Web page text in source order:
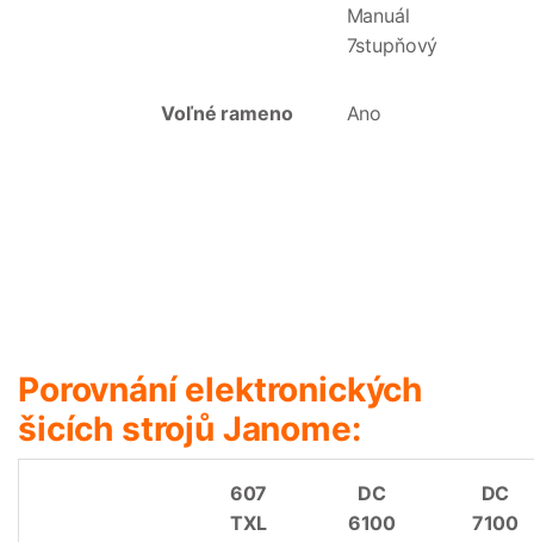
Manuál
7stupňový
Voľné rameno Ano
Porovnání elektronických
šicích strojů Janome:
607
TXL
DC
6100
DC
7100